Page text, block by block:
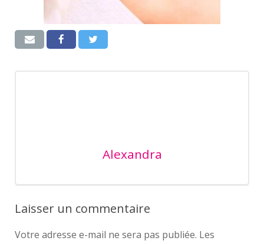
Alexandra
Laisser un commentaire
Votre adresse e-mail ne sera pas publiée. Les